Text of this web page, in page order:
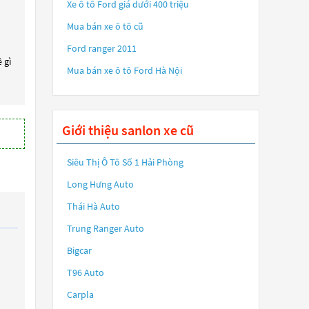
gì
Xe ô tô Ford giá dưới 400 triệu
Mua bán xe ô tô cũ
Ford ranger 2011
Mua bán xe ô tô Ford Hà Nội
Giới thiệu sanlon xe cũ
Siêu Thị Ô Tô Số 1 Hải Phòng
Long Hưng Auto
Thái Hà Auto
Trung Ranger Auto
Bigcar
T96 Auto
Carpla